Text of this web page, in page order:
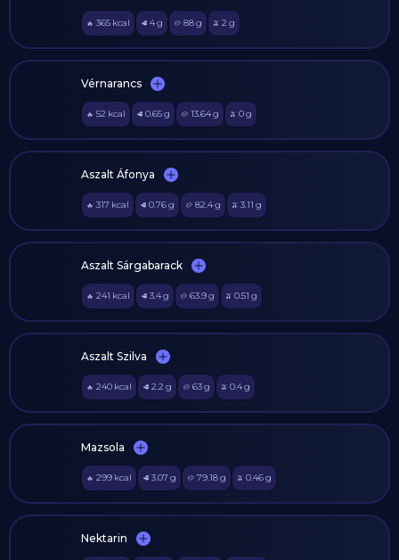
🔥 365 kcal 🥩 4g 🥔 88g 🫒 2 g
Vérnarancs
🔥 52 kcal 🥩 0.65g 🥔 13.64g 🫒 0g
Aszalt Áfonya
🔥 317 kcal 🥩 0.76g 🥔 82.4g 🫒 3.11 g
Aszalt Sárgabarack
🔥 241 kcal 🥩 3.4g 🥔 63.9g 🫒 0.51 g
Aszalt Szilva
🔥 240 kcal 🥩 2.2 g 🥔 63g 🫒 0.4g
Mazsola
🔥 299 kcal 🥩 3.07 g 🥔 79.18g 🫒 0.46g
Nektarin